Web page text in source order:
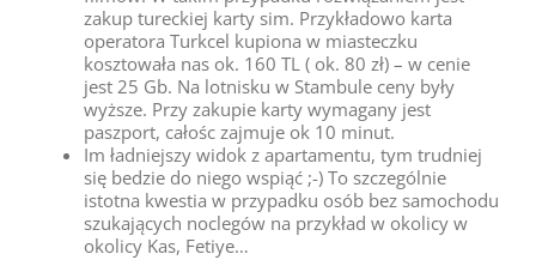
zakup tureckiej karty sim. Przykładowo karta
operatora Turkcel kupiona w miasteczku
kosztowała nas ok. 160 TL ( ok. 80 zł) – w cenie
jest 25 Gb. Na lotnisku w Stambule ceny były
wyższe. Przy zakupie karty wymagany jest
paszport, całośc zajmuje ok 10 minut.
Im ładniejszy widok z apartamentu, tym trudniej
się bedzie do niego wspiąć ;-) To szczególnie
istotna kwestia w przypadku osób bez samochodu
szukających noclegów na przykład w okolicy w
okolicy Kas, Fetiye…